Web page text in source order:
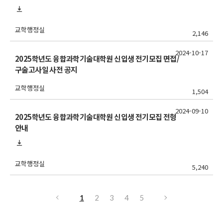
교학행정실 2,146
2025학년도 융합과학기술대학원 신입생 전기모집 면접/
구술고사일 사전 공지
교학행정실 1,504
2024-10-17
2025학년도 융합과학기술대학원 신입생 전기모집 전형
안내
교학행정실 5,240
2024-09-10
1 2 3 4 5